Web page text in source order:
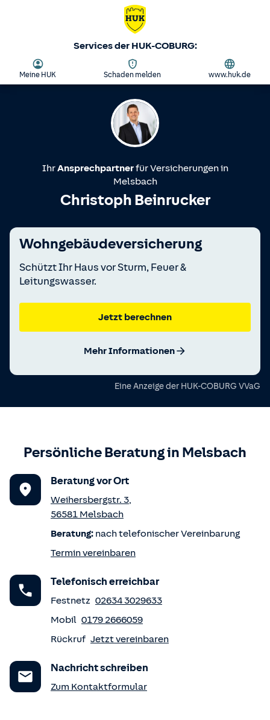
Services der HUK-COBURG:
Meine HUK Schaden melden www.huk.de
IhrAnsprechpartnerfür Versicherungen in
Melsbach
Christoph Beinrucker
Wohngebäudeversicherung
Schützt Ihr Haus vor Sturm, Feuer &
Leitungswasser.
Jetzt berechnen
Mehr Informationen
Eine Anzeige der HUK-COBURG VVaG
Persönliche Beratung in Melsbach
Beratung vor Ort
Weihersbergstr. 3,
56581 Melsbach
Beratung: nach telefonischer Vereinbarung
Termin vereinbaren
Telefonisch erreichbar
Festnetz 02634 3029633
Mobil 0179 2666059
Rückruf Jetzt vereinbaren
Nachricht schreiben
Zum Kontaktformular